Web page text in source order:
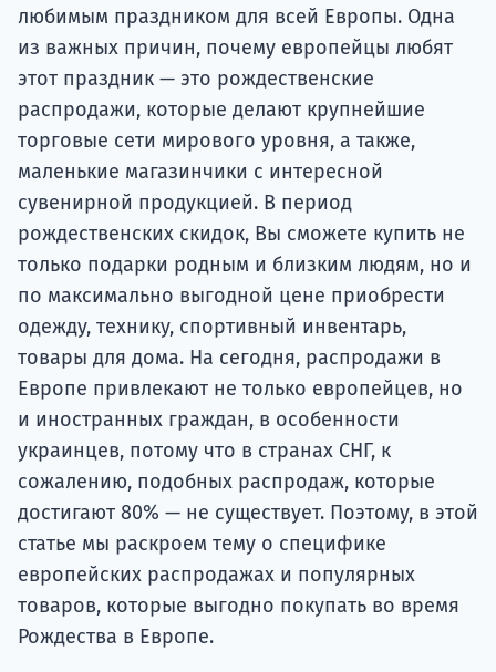
любимым праздником для всей Европы. Одна
из важных причин, почему европейцы любят
этот праздник — это рождественские
распродажи, которые делают крупнейшие
торговые сети мирового уровня, а также,
маленькие магазинчики с интересной
сувенирной продукцией. В период
рождественских скидок, Вы сможете купить не
только подарки родным и близким людям, но и
по максимально выгодной цене приобрести
одежду, технику, спортивный инвентарь,
товары для дома. На сегодня, распродажи в
Европе привлекают не только европейцев, но
и иностранных граждан, в особенности
украинцев, потому что в странах СНГ, к
сожалению, подобных распродаж, которые
достигают 80% — не существует. Поэтому, в этой
статье мы раскроем тему о специфике
европейских распродажах и популярных
товаров, которые выгодно покупать во время
Рождества в Европе.